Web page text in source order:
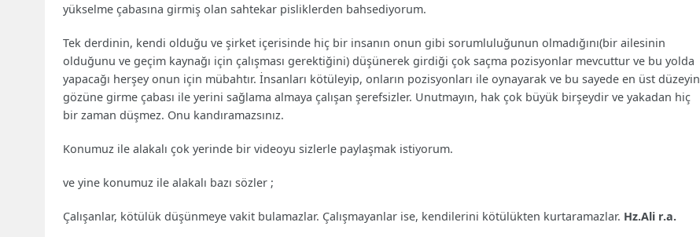
yükselme çabasına girmiş olan sahtekar pisliklerden bahsediyorum.
Tek derdinin, kendi olduğu ve şirket içerisinde hiç bir insanın onun gibi sorumluluğunun olmadığını(bir ailesinin
olduğunu ve geçim kaynağı için çalışması gerektiğini) düşünerek girdiği çok saçma pozisyonlar mevcuttur ve bu yolda
yapacağı herşey onun için mübahtır. İnsanları kötüleyip, onların pozisyonları ile oynayarak ve bu sayede en üst düzeyin
gözüne girme çabası ile yerini sağlama almaya çalışan şerefsizler. Unutmayın, hak çok büyük birşeydir ve yakadan hiç
bir zaman düşmez. Onu kandıramazsınız.
Konumuz ile alakalı çok yerinde bir videoyu sizlerle paylaşmak istiyorum.
ve yine konumuz ile alakalı bazı sözler ;
Çalışanlar, kötülük düşünmeye vakit bulamazlar. Çalışmayanlar ise, kendilerini kötülükten kurtaramazlar. Hz.Ali r.a.